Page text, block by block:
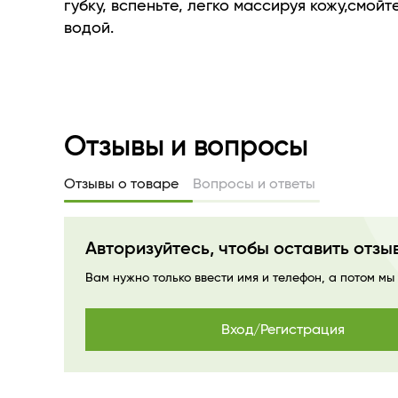
Hydrovance®(натуральный увлажняющий
увлажняют кожу.
губку, вспеньте, легко массируя
водой.
Отзывы и вопросы
Отзывы о товаре Вопросы и ответы
Авторизуйтесь, чтобы оставить
Вам нужно только ввести имя и телефон, а потом
Вход/Регистрация